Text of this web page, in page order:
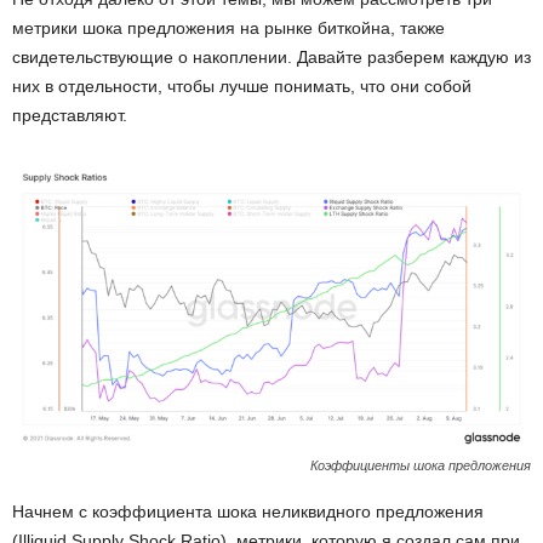
метрики шока предложения на рынке биткойна, также
свидетельствующие о накоплении. Давайте разберем каждую из
них в отдельности, чтобы лучше понимать, что они собой
представляют.
Коэффициенты шока предложения
Начнем с коэффициента шока неликвидного предложения